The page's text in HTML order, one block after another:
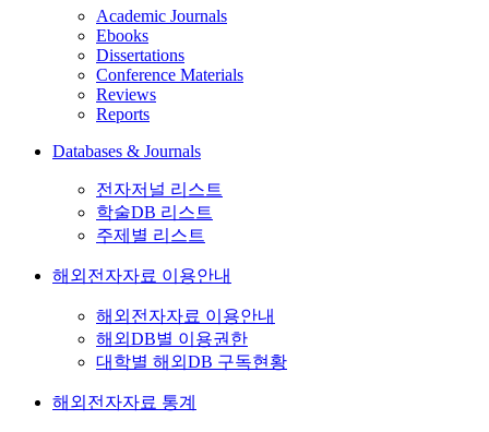
Academic Journals
Ebooks
Dissertations
Conference Materials
Reviews
Reports
Databases & Journals
전자저널 리스트
학술DB 리스트
주제별 리스트
해외전자자료 이용안내
해외전자자료 이용안내
해외DB별 이용권한
대학별 해외DB 구독현황
해외전자자료 통계